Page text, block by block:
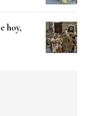
hoy,